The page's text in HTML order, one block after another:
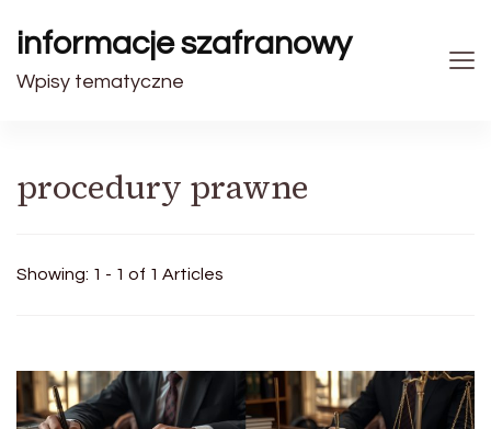
informacje szafranowy
Wpisy tematyczne
procedury prawne
Showing: 1 - 1 of 1 Articles